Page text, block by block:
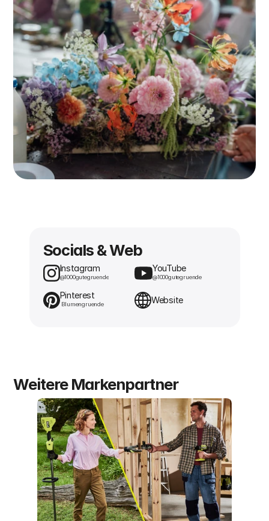
Socials & Web
Instagram
@1000gutegruende
YouTube
@1000gutegruende
Pinterest
Blumengruende Website
Weitere Markenpartner